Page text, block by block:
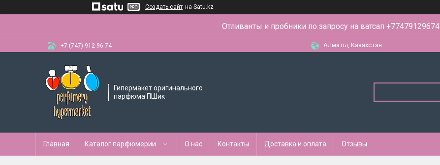
Создать сайт на Satu.kz
Отливанты и пробники по запросу на ватсап +77479129674
+7 (747) 912-96-74 Алматы, Казахстан
Гипермакет оригинального
парфюма ПШик
Главная Каталог парфюмерии О нас Контакты Доставка и оплата Отзывы